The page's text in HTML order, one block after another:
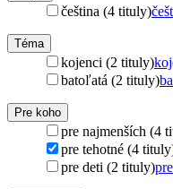
čeština (4 tituly)
Téma
kojenci (2 tituly)
batoľatá (2 tituly)
Pre koho
pre najmenších (4
pre tehotné (4
pre deti (2 tituly)